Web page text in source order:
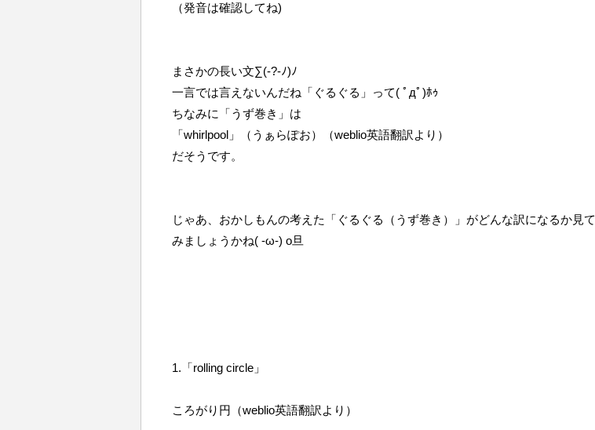
（発音は確認してね)
まさかの長い文∑(-?-ﾉ)ﾉ
一言では言えないんだね「ぐるぐる」って( ﾟдﾟ)ﾎｩ
ちなみに「うず巻き」は
「whirlpool」（うぁらぽお）（weblio英語翻訳より）
だそうです。
じゃあ、おかしもんの考えた「ぐるぐる（うず巻き）」がどんな訳になるか見て
みましょうかね( -ω-) o旦
1.「rolling circle」
ころがり円（weblio英語翻訳より）